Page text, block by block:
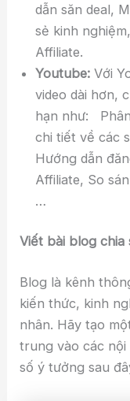
dẫn săn deal,
sẻ kinh
Affiliate.
Youtube: Với
video dài hơn,
hạn như:
chi tiết về các
Hướng dẫn
Affiliate, So
…
Viết bài blog chia
Blog là kênh
kiến thức, kinh
nhân. Hãy tạo
trung vào các nội
số ý tưởng sau